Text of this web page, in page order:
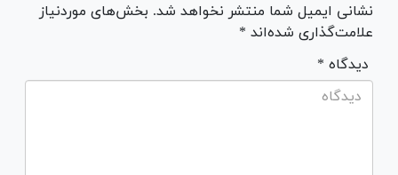
نشانی ایمیل شما منتشر نخواهد شد. بخش‌های موردنیاز
علامت‌گذاری شده‌اند *
* دیدگاه